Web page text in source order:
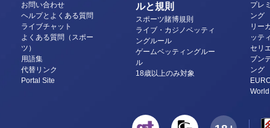
お問い合わせ
ヘルプとよくある質問
ライブチャット
よくある質問（スポー
ツ）
用語集
代替リンク
Portal Site
ルと規則
スポーツ賭博規則
ライブ・カジノベッティ
ングルール
ゲームベッティングルー
ル
18歳以上のみ対象
プレ
ング
リー
ッテ
セリ
ブン
ング